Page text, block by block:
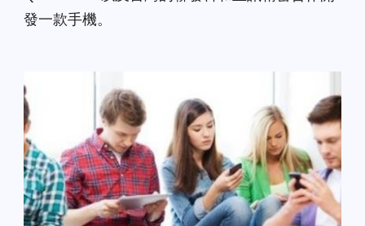
發一款手機。